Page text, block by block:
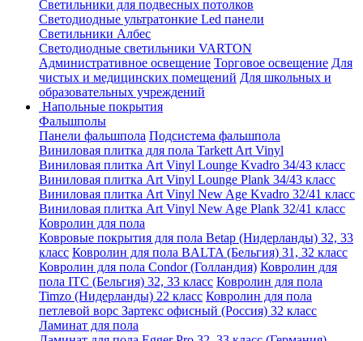
Светильники для подвесных потолков
Светодиодные ультратонкие Led панели
Светильники Албес
Светодиодные светильники VARTON
Административное освещение Торговое освещение Для
чистых и медицинских помещений Для школьных и
образовательных учреждений
Напольные покрытия
Фальшполы
Панели фальшпола Подсистема фальшпола
Виниловая плитка для пола Tarkett Art Vinyl
Виниловая плитка Art Vinyl Lounge Kvadro 34/43 класс
Виниловая плитка Art Vinyl Lounge Plank 34/43 класс
Виниловая плитка Art Vinyl New Age Kvadro 32/41 класс
Виниловая плитка Art Vinyl New Age Plank 32/41 класс
Ковролин для пола
Ковровые покрытия для пола Betap (Нидерланды) 32, 33
класс Ковролин для пола BALTA (Бельгия) 31, 32 класс
Ковролин для пола Condor (Голландия) Ковролин для
пола ITC (Бельгия) 32, 33 класс Ковролин для пола
Timzo (Нидерланды) 22 класс Ковролин для пола
петлевой ворс Зартекс офисный (Россия) 32 класс
Ламинат для пола